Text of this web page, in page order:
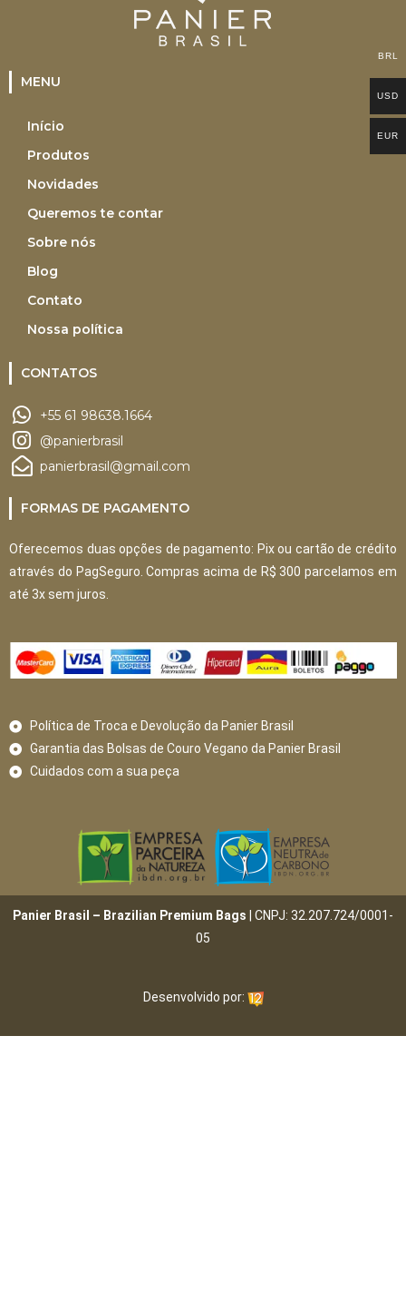
MENU
Início
Produtos
Novidades
Queremos te contar
Sobre nós
Blog
Contato
Nossa política
CONTATOS
+55 61 98638.1664
@panierbrasil
panierbrasil@gmail.com
FORMAS DE PAGAMENTO
Oferecemos duas opções de pagamento: Pix ou cartão de crédito
através do PagSeguro. Compras acima de R$ 300 parcelamos em
até 3x sem juros.
Política de Troca e Devolução da Panier Brasil
Garantia das Bolsas de Couro Vegano da Panier Brasil
Cuidados com a sua peça
Panier Brasil – Brazilian Premium Bags | CNPJ: 32.207.724/0001-
05
Desenvolvido por:
BRL
USD
EUR